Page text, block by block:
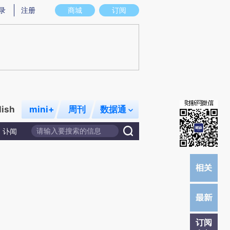
商城 订阅
注册
mini+ 周刊 数据通
讣闻
订阅